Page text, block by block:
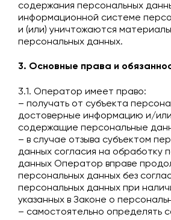
содержания персональных
информационной системе
и (или) уничтожаются
персональных данных.
3. Основные права и
3.1. Оператор имеет право:
– получать от субъекта
достоверные информацию и/
содержащие персональные
– в случае отзыва субъектом
данных согласия на обработку
данных Оператор вправе
персональных данных без
персональных данных при
указанных в Законе о
– самостоятельно определять